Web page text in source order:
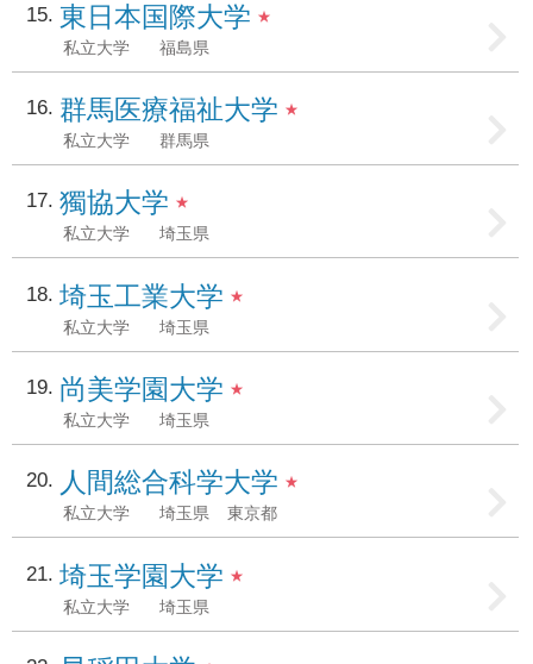
15 東日本国際大学 ★
私立大学 福島県
16 群馬医療福祉大学 ★
私立大学 群馬県
17 獨協大学 ★
私立大学 埼玉県
18 埼玉工業大学 ★
私立大学 埼玉県
19 尚美学園大学 ★
私立大学 埼玉県
20 人間総合科学大学 ★
私立大学 埼玉県 東京都
21 埼玉学園大学 ★
私立大学 埼玉県